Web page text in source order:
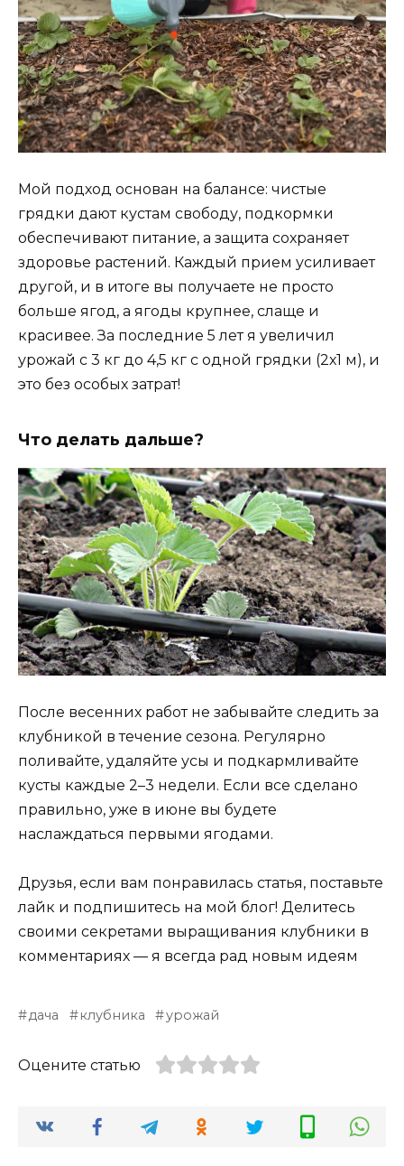
Мой подход основан на балансе: чистые
грядки дают кустам свободу, подкормки
обеспечивают питание, а защита сохраняет
здоровье растений. Каждый прием усиливает
другой, и в итоге вы получаете не просто
больше ягод, а ягоды крупнее, слаще и
красивее. За последние 5 лет я увеличил
урожай с 3 кг до 4,5 кг с одной грядки (2х1 м), и
это без особых затрат!
Что делать дальше?
После весенних работ не забывайте следить за
клубникой в течение сезона. Регулярно
поливайте, удаляйте усы и подкармливайте
кусты каждые 2–3 недели. Если все сделано
правильно, уже в июне вы будете
наслаждаться первыми ягодами.
Друзья, если вам понравилась статья, поставьте
лайк и подпишитесь на мой блог! Делитесь
своими секретами выращивания клубники в
комментариях — я всегда рад новым идеям
дача клубника урожай
Оцените статью